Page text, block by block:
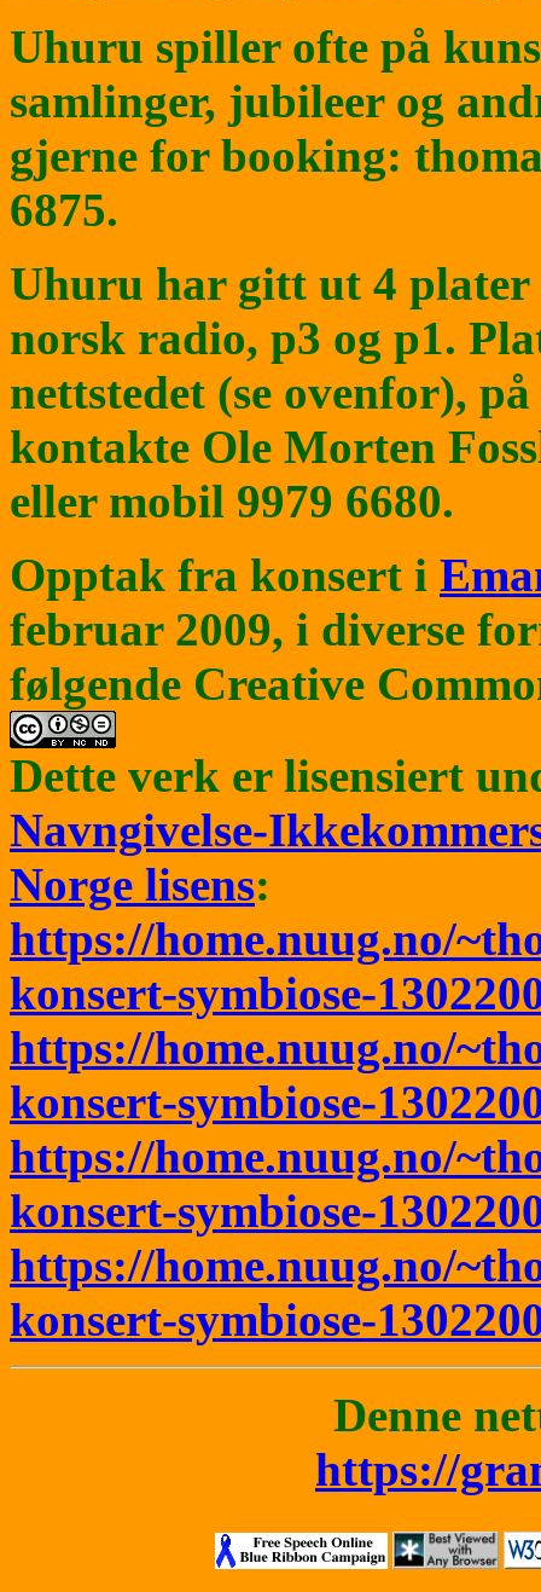
Uhuru spiller ofte på
samlinger, jubileer og
gjerne for booking:
6875.
Uhuru har gitt ut 4
norsk radio, p3 og p1.
nettstedet (se ovenfor),
kontakte Ole Morten
eller mobil 9979 6680.
Opptak fra konsert i
februar 2009, i diverse
følgende Creative
Dette verk er lisensiert
Navngivelse-
Norge lisens:
https://home.nuug.no/
konsert-symbiose-
https://home.nuug.no/
konsert-symbiose-
https://home.nuug.no/
konsert-symbiose-
https://home.nuug.no/
konsert-symbiose-
Denne
https://